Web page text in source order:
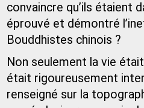
convaincre qu’ils étaient
éprouvé et démontré
Bouddhistes chinois ?
Non seulement la vie
était rigoureusement
renseigné sur la